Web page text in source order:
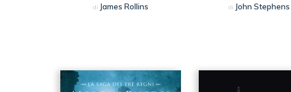
di James Rollins di John Stephens